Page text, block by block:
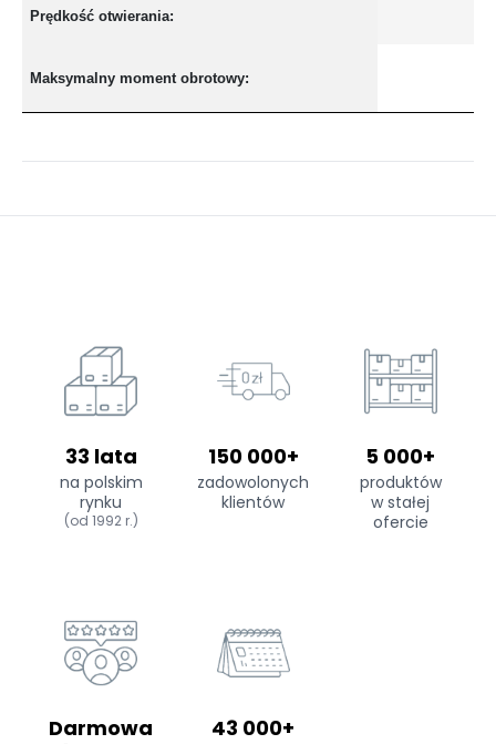
Prędkość otwierania:
Maksymalny moment obrotowy:
33 lata
na polskim
rynku
(od 1992 r.)
150 000+
zadowolonych
klientów
5 000+
produktów
w stałej
ofercie
Darmowa
43 000+